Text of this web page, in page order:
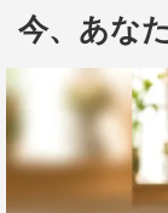
5th Single『イ
カーエイチケー
2023年7月12日
ツアー情報
全国ツアー「3
今、あな